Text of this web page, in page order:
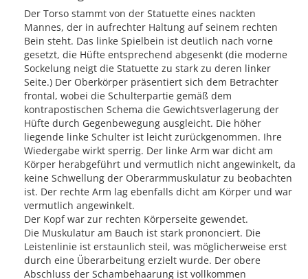
Der Torso stammt von der Statuette eines nackten
Mannes, der in aufrechter Haltung auf seinem rechten
Bein steht. Das linke Spielbein ist deutlich nach vorne
gesetzt, die Hüfte entsprechend abgesenkt (die moderne
Sockelung neigt die Statuette zu stark zu deren linker
Seite.) Der Oberkörper präsentiert sich dem Betrachter
frontal, wobei die Schulterpartie gemäß dem
kontrapostischen Schema die Gewichtsverlagerung der
Hüfte durch Gegenbewegung ausgleicht. Die höher
liegende linke Schulter ist leicht zurückgenommen. Ihre
Wiedergabe wirkt sperrig. Der linke Arm war dicht am
Körper herabgeführt und vermutlich nicht angewinkelt, da
keine Schwellung der Oberarmmuskulatur zu beobachten
ist. Der rechte Arm lag ebenfalls dicht am Körper und war
vermutlich angewinkelt.
Der Kopf war zur rechten Körperseite gewendet.
Die Muskulatur am Bauch ist stark prononciert. Die
Leistenlinie ist erstaunlich steil, was möglicherweise erst
durch eine Überarbeitung erzielt wurde. Der obere
Abschluss der Schambehaarung ist vollkommen